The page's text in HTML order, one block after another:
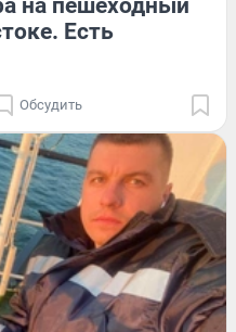
Есть
Обсудить